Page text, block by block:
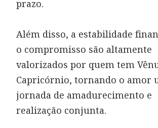
prazo.
Além disso, a estabilidade
o compromisso são altamente
valorizados por quem tem
Capricórnio, tornando o amor
jornada de amadurecimento e
realização conjunta.